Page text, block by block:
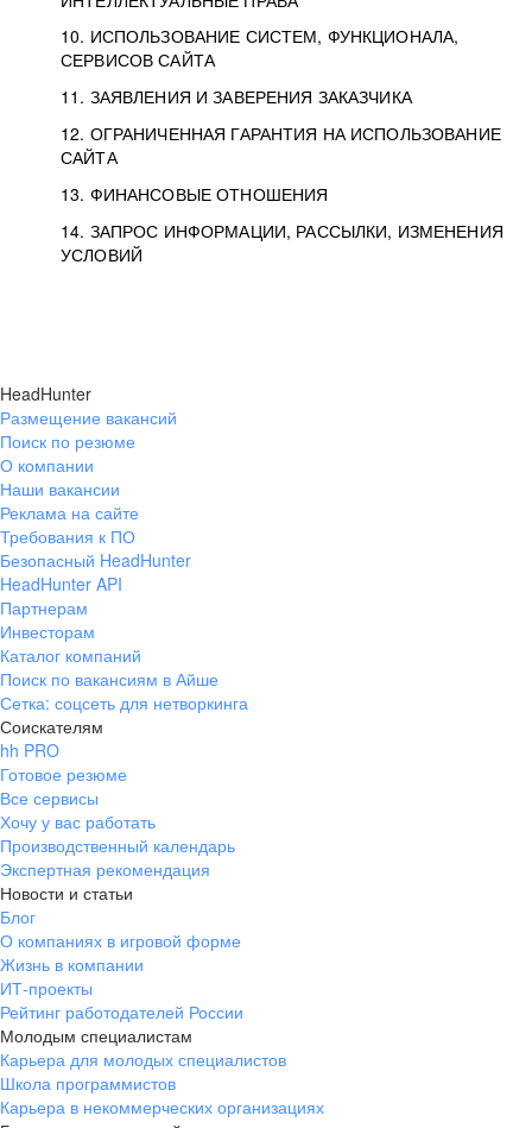
10. ИСПОЛЬЗОВАНИЕ СИСТЕМ, ФУНКЦИОНАЛА,
СЕРВИСОВ САЙТА
11. ЗАЯВЛЕНИЯ И ЗАВЕРЕНИЯ ЗАКАЗЧИКА
12. ОГРАНИЧЕННАЯ ГАРАНТИЯ НА ИСПОЛЬЗОВАНИЕ
САЙТА
13. ФИНАНСОВЫЕ ОТНОШЕНИЯ
14. ЗАПРОС ИНФОРМАЦИИ, РАССЫЛКИ, ИЗМЕНЕНИЯ
УСЛОВИЙ
HeadHunter
Размещение вакансий
Поиск по резюме
О компании
Наши вакансии
Реклама на сайте
Требования к ПО
Безопасный HeadHunter
HeadHunter API
Партнерам
Инвесторам
Каталог компаний
Поиск по вакансиям в Айше
Сетка: соцсеть для нетворкинга
Соискателям
hh PRO
Готовое резюме
Все сервисы
Хочу у вас работать
Производственный календарь
Экспертная рекомендация
Новости и статьи
Блог
О компаниях в игровой форме
Жизнь в компании
ИТ-проекты
Рейтинг работодателей России
Молодым специалистам
Карьера для молодых специалистов
Школа программистов
Карьера в некоммерческих организациях